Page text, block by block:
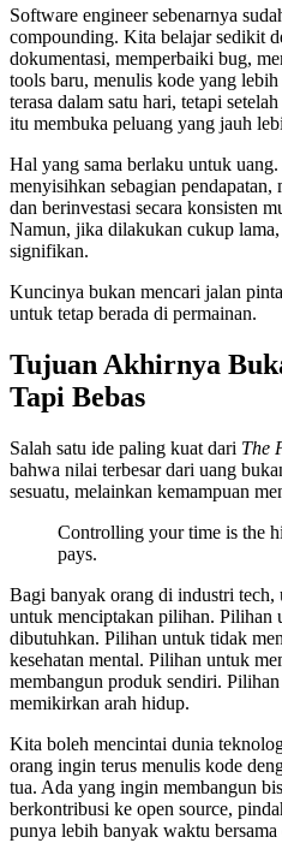
Software engineer sebenarnya
compounding. Kita belajar sedikit
dokumentasi, memperbaiki bug,
tools baru, menulis kode yang
terasa dalam satu hari, tetapi
itu membuka peluang yang jauh
Hal yang sama berlaku untuk
menyisihkan sebagian
dan berinvestasi secara konsisten
Namun, jika dilakukan cukup lama,
signifikan.
Kuncinya bukan mencari jalan
untuk tetap berada di permainan.
Tujuan Akhirnya
Tapi Bebas
Salah satu ide paling kuat dari The
bahwa nilai terbesar dari uang
sesuatu, melainkan kemampuan
Controlling your time is the
pays.
Bagi banyak orang di industri tech,
untuk menciptakan pilihan. Pilihan
dibutuhkan. Pilihan untuk tidak
kesehatan mental. Pilihan untuk
membangun produk sendiri.
memikirkan arah hidup.
Kita boleh mencintai dunia
orang ingin terus menulis kode
tua. Ada yang ingin membangun
berkontribusi ke open source,
punya lebih banyak waktu